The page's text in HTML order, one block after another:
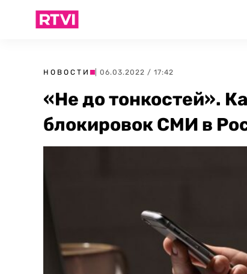
НОВОСТИ | 06.03.2022 / 17:42
«Не до тонкостей».
блокировок СМИ в